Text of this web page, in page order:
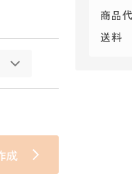
成
商品代
送料